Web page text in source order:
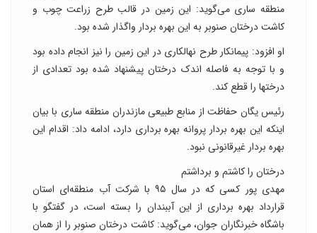
منطقه ساری می‌گوید: این زمین در قالب طرح زراعت چوب و
کاشت درختان صنوبر به این بهره بردار واگذار شده بود.
او افزود: پیمانکار طرح نهالکاری در این زمین را نیز انجام داده بود
و با توجه به فاصله اندک درختان پیشنهاد شده بود تعدادی از
درختها را قطع کند.
رئیس یگان حفاظت از منابع طبیعی مازندران منطقه ساری با بیان
اینکه این بهره بردار پروانه بهره برداری دارد، ادامه داد: اقدام این
بهره بردار غیرقانونی نبود.
درختان را کاشتم و برداشتم
مهدی پور کسی که در سال ۹۵ با شرکت آب منطقه‌ای استان
قرارداد بهره برداری از این آببندان را بسته است، در گفتگو با
باشگاه خبرنگاران جوان، می‌گوید: کاشت درختان صنوبر را از همان